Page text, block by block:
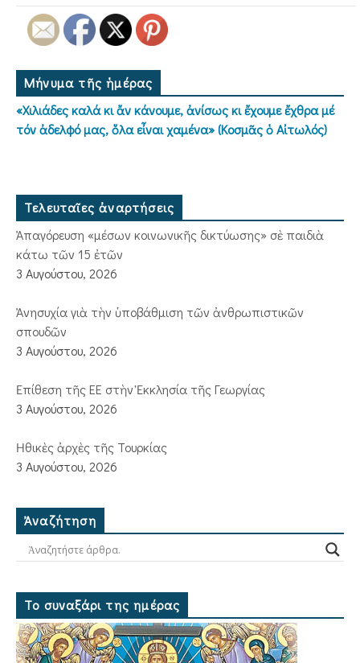
Μήνυμα τῆς ἡμέρας
«Χιλιάδες καλά κι ἄν κάνουμε, ἀνίσως κι ἔχουμε ἔχθρα μέ
τόν ἀδελφό μας, ὅλα εἶναι χαμένα» (Κοσμᾶς ὁ Αἰτωλός)
Τελευταῖες ἀναρτήσεις
Ἀπαγόρευση «μέσων κοινωνικῆς δικτύωσης» σὲ παιδιὰ
κάτω τῶν 15 ἐτῶν
3 Αυγούστου, 2026
Ἀνησυχία γιὰ τὴν ὑποβάθμιση τῶν ἀνθρωπιστικῶν
σπουδῶν
3 Αυγούστου, 2026
Ἐπίθεση τῆς ΕΕ στὴν Ἐκκλησία τῆς Γεωργίας
3 Αυγούστου, 2026
Ἠθικὲς ἀρχὲς τῆς Τουρκίας
3 Αυγούστου, 2026
Ἀναζήτηση
Το συναξάρι της ημέρας